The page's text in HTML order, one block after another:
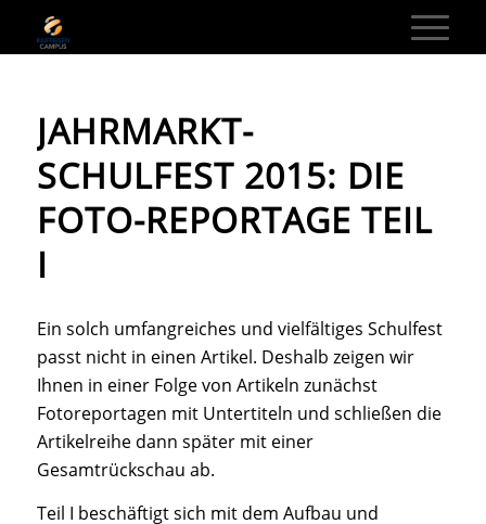
JAHRMARKT-
SCHULFEST 2015: DIE
FOTO-REPORTAGE TEIL
I
Ein solch umfangreiches und vielfältiges Schulfest
passt nicht in einen Artikel. Deshalb zeigen wir
Ihnen in einer Folge von Artikeln zunächst
Fotoreportagen mit Untertiteln und schließen die
Artikelreihe dann später mit einer
Gesamtrückschau ab.
Teil I beschäftigt sich mit dem Aufbau und